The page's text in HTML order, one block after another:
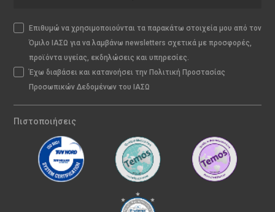
Επιθυμώ να χρησιμοποιούνται τα παρακάτω στοιχεία μου από τον
Όμιλο ΙΑΣΩ για να λαμβάνω newsletters σχετικά με προσφορές,
προϊόντα υγείας, εκδηλώσεις και υπηρεσίες.
Έχω διαβάσει και κατανοήσει την Πολιτική Προστασίας
Προσωπικών Δεδομένων του ΙΑΣΩ
Πιστοποιήσεις